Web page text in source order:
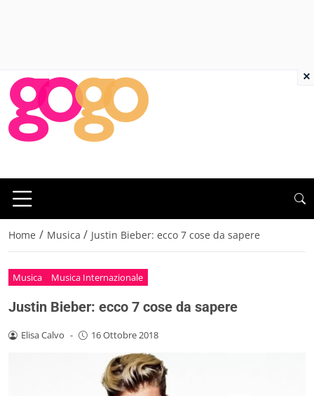
Home / Musica / Justin Bieber: ecco 7 cose da sapere
Musica Musica Internazionale
Justin Bieber: ecco 7 cose da sapere
Elisa Calvo - 16 Ottobre 2018
×